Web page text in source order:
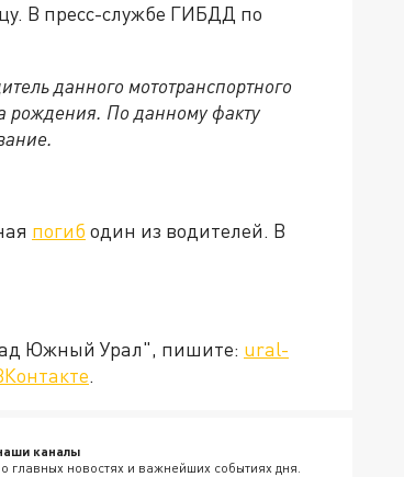
В пресс-службе ГИБДД по
данного мототранспортного
рождения. По данному факту
погиб один из водителей. В
Южный Урал", пишите: ural-
.
каналы
главных новостях и важнейших событиях дня.